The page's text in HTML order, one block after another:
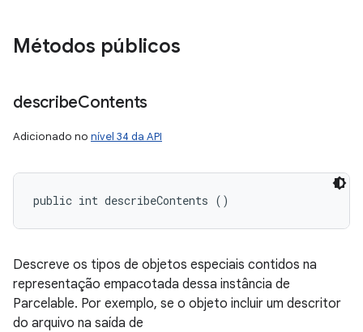
Métodos públicos
describeContents
Adicionado no nível 34 da API
public int describeContents ()
Descreve os tipos de objetos especiais contidos na
representação empacotada dessa instância de
Parcelable. Por exemplo, se o objeto incluir um descritor
do arquivo na saída de